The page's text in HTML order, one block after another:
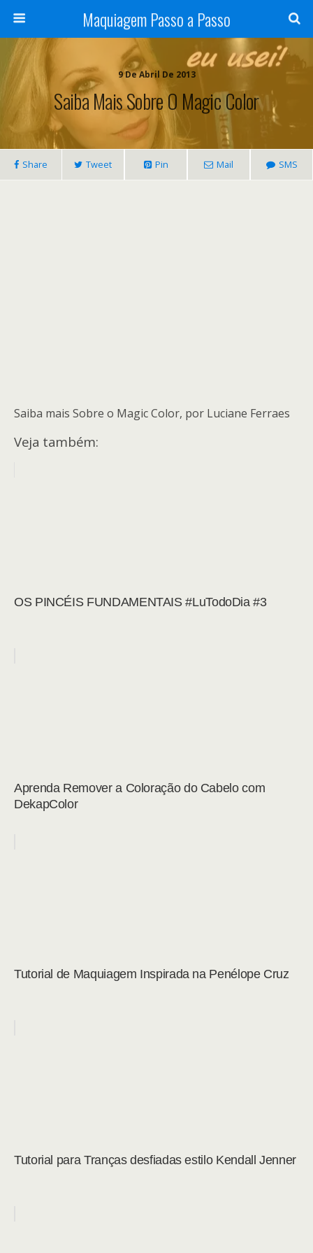
Maquiagem Passo a Passo
9 De Abril De 2013
Saiba Mais Sobre O Magic Color
Share Tweet Pin Mail SMS
Saiba mais Sobre o Magic Color, por Luciane Ferraes
Veja também:
OS PINCÉIS FUNDAMENTAIS #LuTodoDia #3
Aprenda Remover a Coloração do Cabelo com
DekapColor
Tutorial de Maquiagem Inspirada na Penélope Cruz
Tutorial para Tranças desfiadas estilo Kendall Jenner